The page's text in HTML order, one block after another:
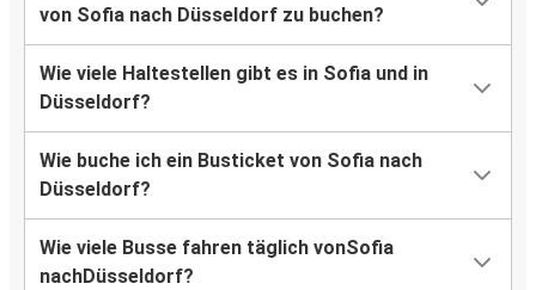
von Sofia nach Düsseldorf zu buchen?
Wie viele Haltestellen gibt es in Sofia und in
Düsseldorf?
Wie buche ich ein Busticket von Sofia nach
Düsseldorf?
Wie viele Busse fahren täglich vonSofia
nachDüsseldorf?